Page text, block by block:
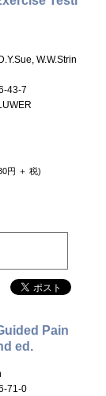
W.W.Strin
43-7
円 ＋ 税)
Pain
ed.
71-0